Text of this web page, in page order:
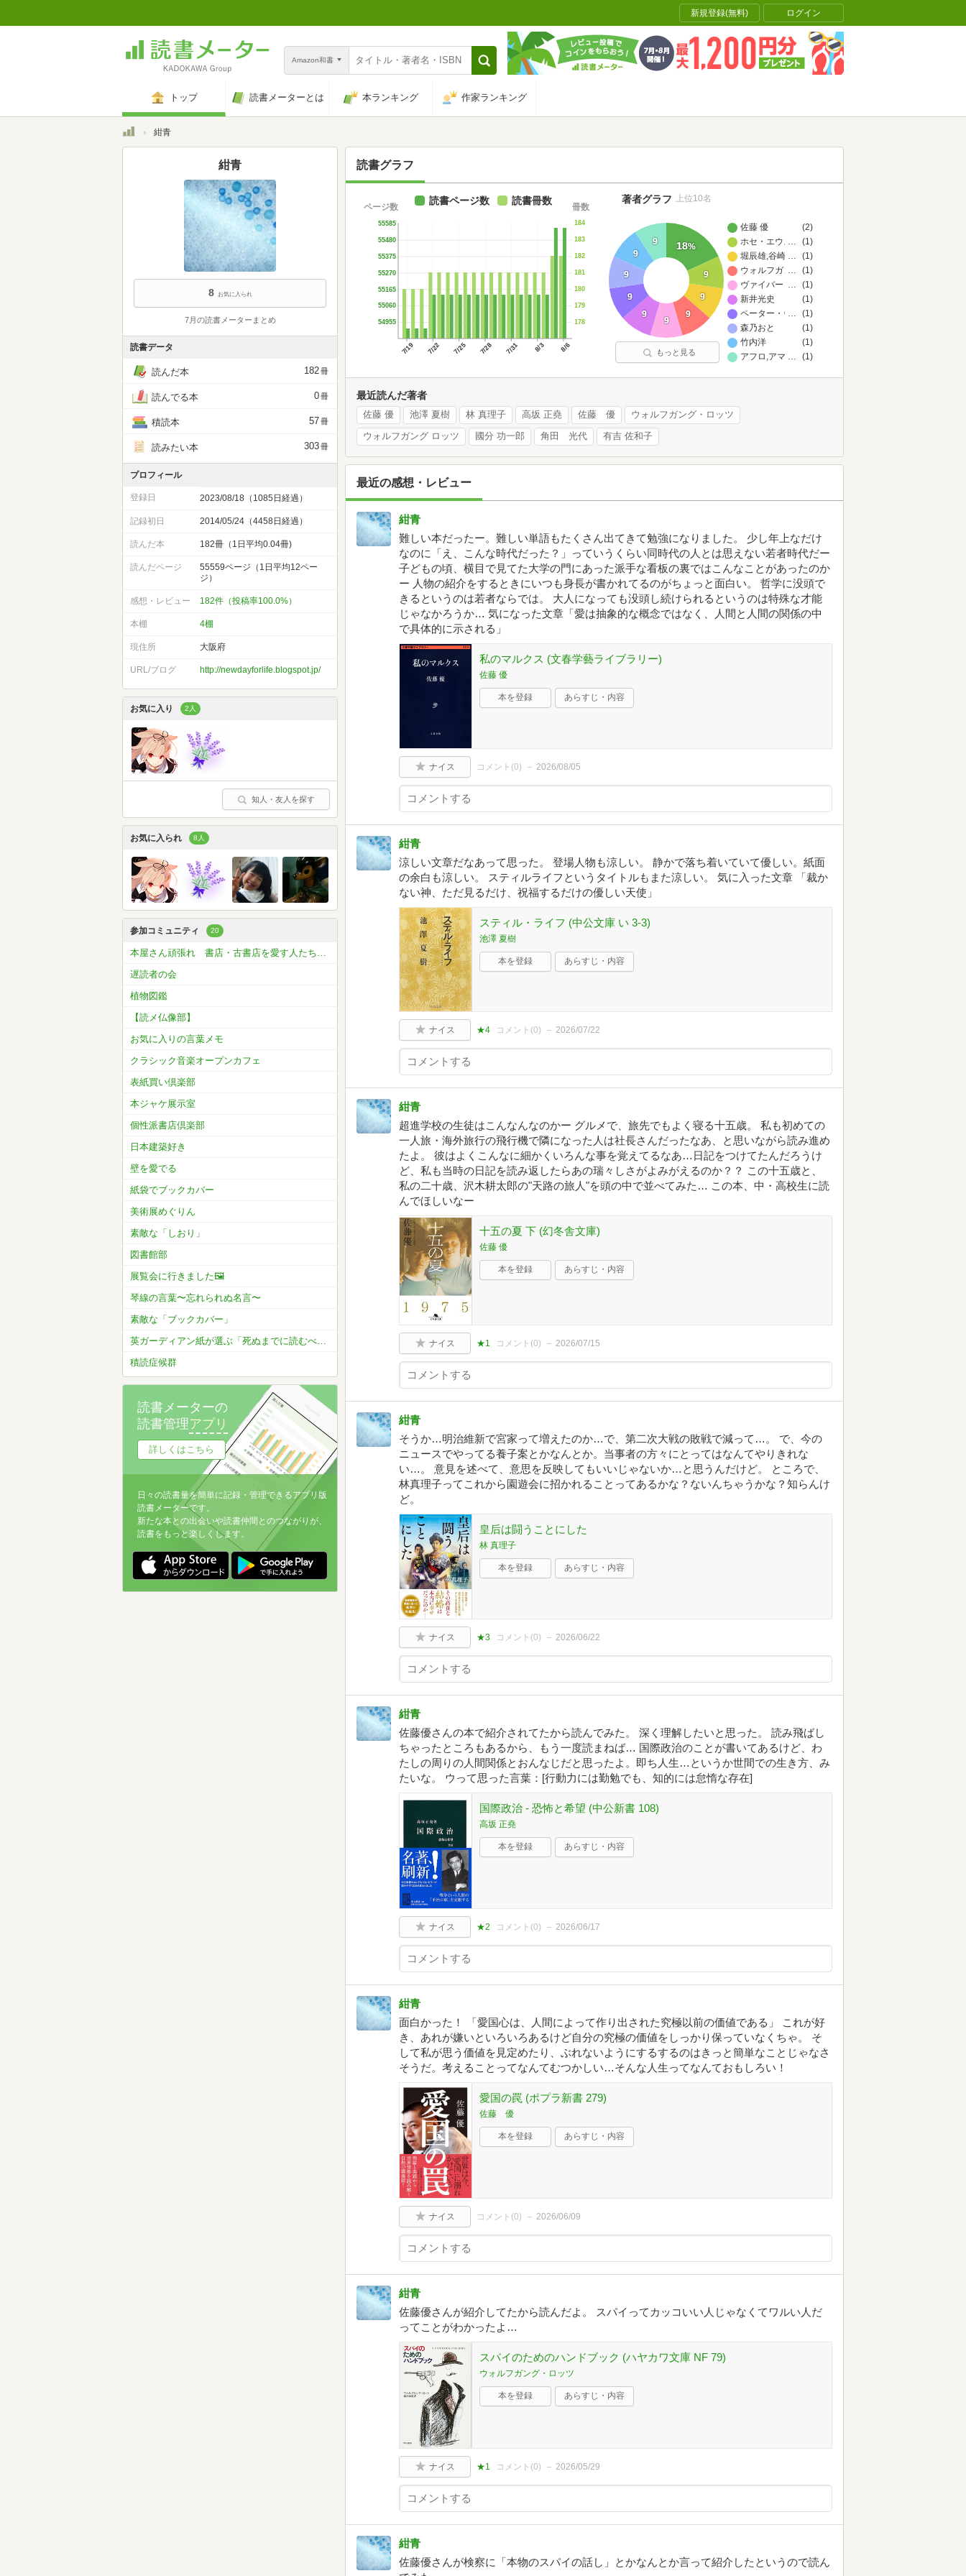
新規登録(無料) ログイン
Amazon和書
トップ 読書メーターとは 本ランキング 作家ランキング
トップ紺青
読書グラフ
7/19 7/22 7/25 7/28 7/31 8/3 8/6
54955
55060
55165
55270
55375
55480
55585
ページ数
178
179
180
181
182
183
184
冊数
読書ページ数 読書冊数
佐藤 優
(2)
ホセ・エウスタシオ・リベラ
(1)
…
堀辰雄,谷崎潤一郎,西崎憲,北園克衛,安部公房,マーク・ト
(1)
…
ウォルフガング ロッツ
(1)
…
ヴァイバー・クリガン=リード
(1)
…
新井光史
(1)
ペーター・ヴォールレーベン
(1)
…
森乃おと
(1)
竹内洋
(1)
アフロ,アマナイメージズ
(1)
…
18%
9
9
9
9
9
9
9
9
9
著者グラフ 上位10名
もっと見る
最近読んだ著者
佐藤 優 池澤 夏樹 林 真理子 高坂 正堯 佐藤 優 ウォルフガング・ロッツ
ウォルフガング ロッツ 國分 功一郎 角田 光代 有吉 佐和子
最近の感想・レビュー
紺青
難しい本だったー。難しい単語もたくさん出てきて勉強になりました。 少し年上なだけ
なのに「え、こんな時代だった？」っていうくらい同時代の人とは思えない若者時代だー
子どもの頃、横目で見てた大学の門にあった派手な看板の裏ではこんなことがあったのか
ー 人物の紹介をするときにいつも身長が書かれてるのがちょっと面白い。 哲学に没頭で
きるというのは若者ならでは。 大人になっても没頭し続けられるというのは特殊な才能
じゃなかろうか… 気になった文章「愛は抽象的な概念ではなく、人間と人間の関係の中
で具体的に示される」
私のマルクス (文春学藝ライブラリー)
佐藤 優
本を登録 あらすじ・内容
ナイス コメント(0) 2026/08/05
紺青
涼しい文章だなあって思った。 登場人物も涼しい。 静かで落ち着いていて優しい。紙面
の余白も涼しい。 スティルライフというタイトルもまた涼しい。 気に入った文章 「裁か
ない神、ただ見るだけ、祝福するだけの優しい天使」
スティル・ライフ (中公文庫 い 3-3)
池澤 夏樹
本を登録 あらすじ・内容
ナイス ★4 コメント(0) 2026/07/22
紺青
超進学校の生徒はこんなんなのかー グルメで、旅先でもよく寝る十五歳。 私も初めての
一人旅・海外旅行の飛行機で隣になった人は社長さんだったなあ、と思いながら読み進め
たよ。 彼はよくこんなに細かくいろんな事を覚えてるなあ…日記をつけてたんだろうけ
ど、私も当時の日記を読み返したらあの瑞々しさがよみがえるのか？？ この十五歳と、
私の二十歳、沢木耕太郎の"天路の旅人"を頭の中で並べてみた… この本、中・高校生に読
んでほしいなー
十五の夏 下 (幻冬舎文庫)
佐藤 優
本を登録 あらすじ・内容
ナイス ★1 コメント(0) 2026/07/15
紺青
そうか…明治維新で宮家って増えたのか…で、第二次大戦の敗戦で減って…。 で、今の
ニュースでやってる養子案とかなんとか。当事者の方々にとってはなんてやりきれな
い…。 意見を述べて、意思を反映してもいいじゃないか…と思うんだけど。 ところで、
林真理子ってこれから園遊会に招かれることってあるかな？ないんちゃうかな？知らんけ
ど。
皇后は闘うことにした
林 真理子
本を登録 あらすじ・内容
ナイス ★3 コメント(0) 2026/06/22
紺青
佐藤優さんの本で紹介されてたから読んでみた。 深く理解したいと思った。 読み飛ばし
ちゃったところもあるから、もう一度読まねば… 国際政治のことが書いてあるけど、わ
たしの周りの人間関係とおんなじだと思ったよ。即ち人生…というか世間での生き方、み
たいな。 ウって思った言葉：[行動力には勤勉でも、知的には怠惰な存在]
国際政治 - 恐怖と希望 (中公新書 108)
高坂 正堯
本を登録 あらすじ・内容
ナイス ★2 コメント(0) 2026/06/17
紺青
面白かった！ 「愛国心は、人間によって作り出された究極以前の価値である」 これが好
き、あれが嫌いといろいろあるけど自分の究極の価値をしっかり保っていなくちゃ。 そ
して私が思う価値を見定めたり、ぶれないようにするするのはきっと簡単なことじゃなさ
そうだ。考えることってなんてむつかしい…そんな人生ってなんておもしろい！
愛国の罠 (ポプラ新書 279)
佐藤 優
本を登録 あらすじ・内容
ナイス コメント(0) 2026/06/09
紺青
佐藤優さんが紹介してたから読んだよ。 スパイってカッコいい人じゃなくてワルい人だ
ってことがわかったよ…
スパイのためのハンドブック (ハヤカワ文庫 NF 79)
ウォルフガング・ロッツ
本を登録 あらすじ・内容
ナイス ★1 コメント(0) 2026/05/29
紺青
佐藤優さんが検察に「本物のスパイの話し」とかなんとか言って紹介したというので読ん
紺青
8 お気に入られ
7月の読書メーターまとめ
読書データ
読んだ本 182冊
読んでる本 0冊
積読本 57冊
読みたい本 303冊
プロフィール
登録日 2023/08/18（1085日経過）
記録初日 2014/05/24（4458日経過）
読んだ本 182冊（1日平均0.04冊)
読んだページ
55559ページ（1日平均12ペー
ジ）
感想・レビュー 182件（投稿率100.0%）
本棚 4棚
現住所 大阪府
URL/ブログ http://newdayforlife.blogspot.jp/
お気に入り 2人
知人・友人を探す
お気に入られ 8人
参加コミュニティ 20
本屋さん頑張れ 書店・古書店を愛す人たちの倶楽部
遅読者の会
植物図鑑
【読メ仏像部】
お気に入りの言葉メモ
クラシック音楽オープンカフェ
表紙買い倶楽部
本ジャケ展示室
個性派書店倶楽部
日本建築好き
壁を愛でる
紙袋でブックカバー
美術展めぐりん
素敵な「しおり」
図書館部
展覧会に行きました🖼
琴線の言葉〜忘れられぬ名言〜
素敵な「ブックカバー」
英ガーディアン紙が選ぶ「死ぬまでに読むべき」必読小説1000冊を読破しよう！
積読症候群
読書メーターの
読書管理アプリ
詳しくはこちら
日々の読書量を簡単に記録・管理できるアプリ版
読書メーターです。
新たな本との出会いや読書仲間とのつながりが、
読書をもっと楽しくします。